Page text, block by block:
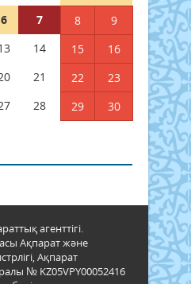
6 7 8
9
14 15
16
21 22
23
28 29
30
агенттігі.
Ақпарат және
Ақпарат
№ KZ05VPY00052416